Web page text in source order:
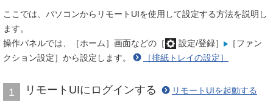
ここでは、パソコンからリモートUIを使用して設定する方法を説明し
ます。
操作パネルでは、［ホーム］画面などの［
設定/登録］
［ファン
クション設定］から設定します。
［排紙トレイの設定］
1 リモートUIにログインする リモートUIを起動する